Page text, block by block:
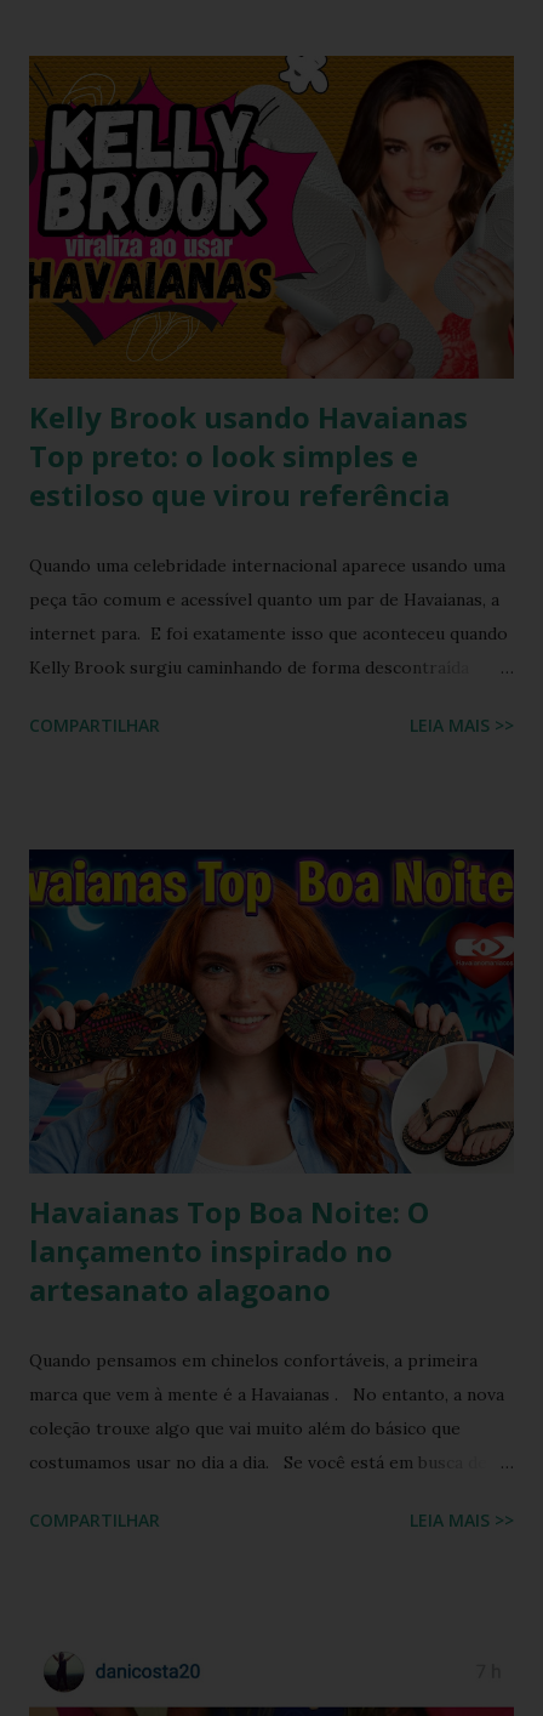
matéria, mergulhamos nos detalhes técnicos e estéticos do
look, com foco especial no calçado que desafiou as leis da
gravidade e da moda: o salto plataforma construído com
Havaianas . A ironia da "Basiquinha": O figurino de joias
Antes de chegarmos aos pés, precisamos falar sobre a
armadura de brilho que Paolla ostentou. O conjunto,
composto por um top e uma minissaia, não era apenas
"bordado", mas sim uma escultura de pedrarias
multicoloridas . ...
Kelly Brook usando Havaianas
Top preto: o look simples e
estiloso que virou referência
Quando uma celebridade internacional aparece usando uma
peça tão comum e acessível quanto um par de Havaianas, a
internet para. E foi exatamente isso que aconteceu quando
Kelly Brook surgiu caminhando de forma descontraída
que se tornou rapidamente uma inspiração para fãs de
“estilo real da vida real”: confortável, descomplicado e
totalmente copiável. É aquele tipo de visual que mostra
que moda não precisa ser cara, extravagante ou complexa e
que até as celebridades mais glamourosas valorizam peças
acessíveis que todo mundo pode ter. Hoje você vai ver por
que esse look viralizou, como a atriz combinou o modelo
Top preto, por que celebridades adoram esse clássico
brasileiro e como você pode reproduzir o visual da Kelly
Brook com facilidade. Vamos mergu...
COMPARTILHAR LEIA MAIS >>
Havaianas Top Boa Noite: O
lançamento inspirado no
artesanato alagoano
Quando pensamos em chinelos confortáveis, a primeira
marca que vem à mente é a Havaianas . No entanto, a nova
coleção trouxe algo que vai muito além do básico que
costumamos usar no dia a dia. Se você está em busca de
riqueza cultural do Nordeste brasileiro, o Chinelo
verdadeira declaração de estilo e arte. Você já imaginou
COMPARTILHAR LEIA MAIS >>